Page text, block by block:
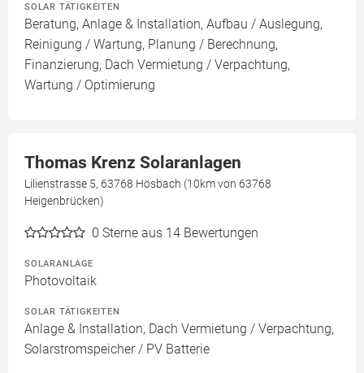
SOLAR TÄTIGKEITEN
Beratung, Anlage & Installation, Aufbau / Auslegung,
Reinigung / Wartung, Planung / Berechnung,
Finanzierung, Dach Vermietung / Verpachtung,
Wartung / Optimierung
Thomas Krenz Solaranlagen
Lilienstrasse 5, 63768 Hösbach (10km von 63768
Heigenbrücken)
0 Sterne aus 14 Bewertungen
SOLARANLAGE
Photovoltaik
SOLAR TÄTIGKEITEN
Anlage & Installation, Dach Vermietung / Verpachtung,
Solarstromspeicher / PV Batterie